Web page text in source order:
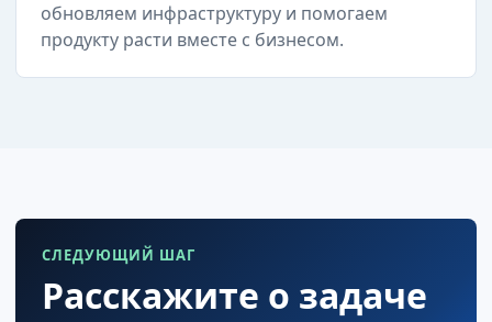
обновляем инфраструктуру и помогаем
продукту расти вместе с бизнесом.
СЛЕДУЮЩИЙ ШАГ
Расскажите о задаче